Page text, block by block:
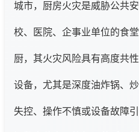
城市，厨房火灾是威胁公共
校、医院、企事业单位的食
厨，其火灾风险具有高度共
设备，尤其是深度油炸锅、
失控、操作不慎或设备故障